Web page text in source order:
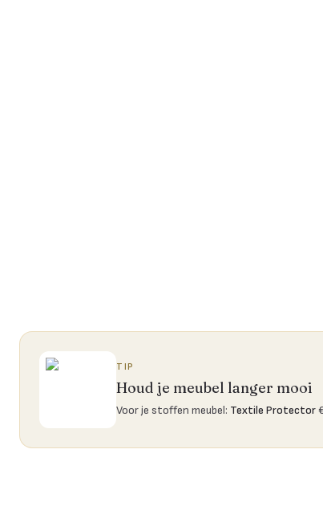
TIP
Houd je meubel langer mooi
Voor je stoffen meubel: Textile Protector